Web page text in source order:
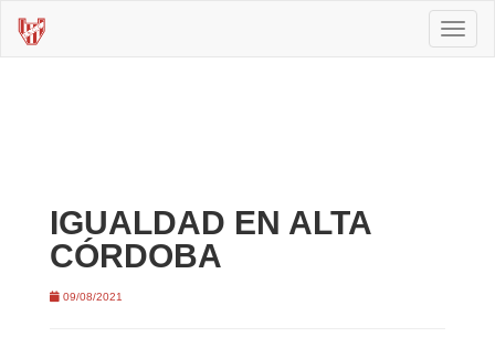
IGUALDAD EN ALTA
CÓRDOBA
09/08/2021